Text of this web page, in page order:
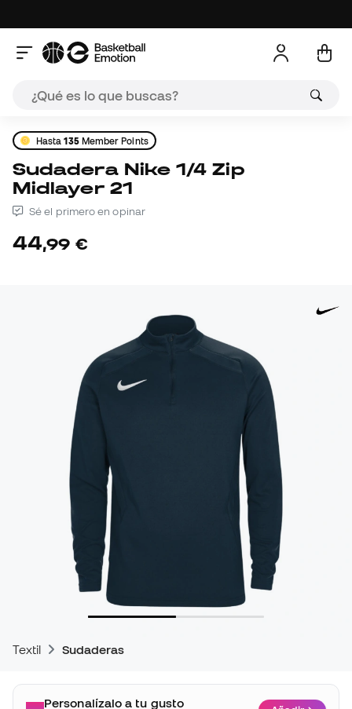
Hasta135Member Points
Sudadera Nike 1/4 Zip
Midlayer 21
Sé el primero en opinar
44,99 €
Textil Sudaderas
Personalízalo a tu gusto